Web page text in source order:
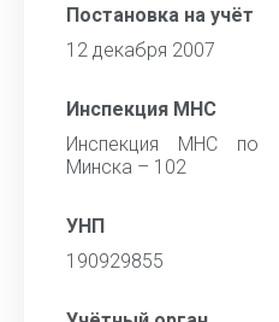
Постановка на учёт
12 декабря 2007
Инспекция МНС
Инспекция МНС по
Минска – 102
УНП
190929855